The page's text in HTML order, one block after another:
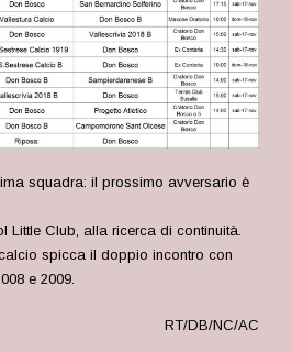
squadra: il prossimo avversario è
Little Club, alla ricerca di continuità.
spicca il doppio incontro con
e 2009.
RT/DB/NC/AC